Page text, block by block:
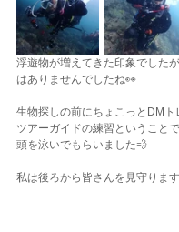
浮遊物が増えてきた印象でした
はありませんでしたね👀
生物探しの前にちょこっとDMト
ツアーガイドの練習ということ
頭を泳いでもらいました💨
私は後ろから皆さんを見守りま